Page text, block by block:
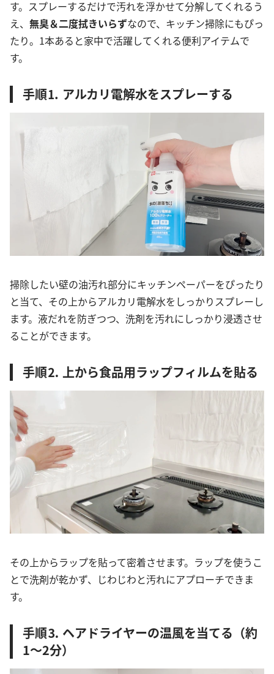
す。スプレーするだけで汚れを浮かせて分解してくれるう
え、 無臭＆二度拭きいらずなので、キッチン掃除にもぴっ
たり。1本あると家中で活躍してくれる便利アイテムで
す。
手順⒈ アルカリ電解水をスプレーする
掃除したい壁の油汚れ部分にキッチンペーパーをぴったり
と当て、その上からアルカリ電解水をしっかりスプレーし
ます。液だれを防ぎつつ、洗剤を汚れにしっかり浸透させ
ることができます。
手順⒉ 上から食品用ラップフィルムを貼る
その上からラップを貼って密着させます。ラップを使うこ
とで洗剤が乾かず、じわじわと汚れにアプローチできま
す。
手順⒊ ヘアドライヤーの温風を当てる（約
1〜2分）